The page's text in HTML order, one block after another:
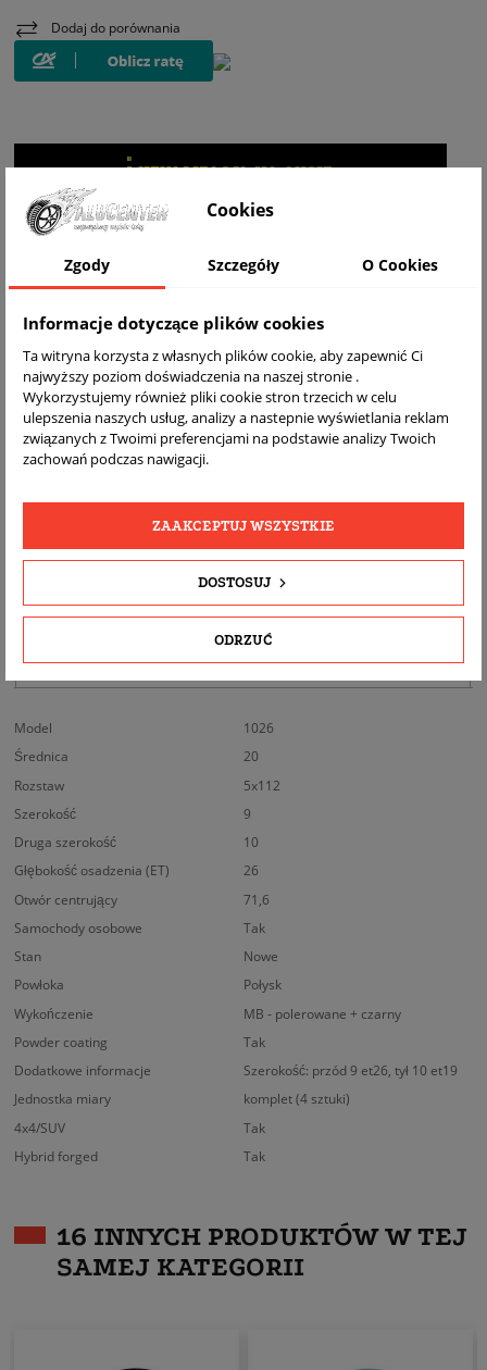
Dodaj do porównania
WIZUALIZACJA NA AUCIE
DARMOWA
WYSYŁKA
BEZPŁATNY
ZWROT
REALNE
ZDJĘCIA
OPIS
BEZPIECZEŃSTWO PRODUKTU
Model
1026
Średnica
20
Rozstaw
5x112
Szerokość
9
Druga szerokość
10
Głębokość osadzenia (ET)
26
Otwór centrujący
71,6
Samochody osobowe
Tak
Stan
Nowe
Powłoka
Połysk
Wykończenie
MB - polerowane + czarny
Powder coating
Tak
Dodatkowe informacje
Szerokość: przód 9 et26, tył 10 et19
Jednostka miary
komplet (4 sztuki)
4x4/SUV
Tak
Hybrid forged
Tak
16 INNYCH PRODUKTÓW W TEJ
SAMEJ KATEGORII
Cookies
Zgody Szczegóły O Cookies
Informacje dotyczące plików cookies
Ta witryna korzysta z własnych plików cookie, aby zapewnić Ci
najwyższy poziom doświadczenia na naszej stronie .
Wykorzystujemy również pliki cookie stron trzecich w celu
ulepszenia naszych usług, analizy a nastepnie wyświetlania reklam
związanych z Twoimi preferencjami na podstawie analizy Twoich
zachowań podczas nawigacji.
ODRZUĆ
DOSTOSUJ
ZAAKCEPTUJ WSZYSTKIE